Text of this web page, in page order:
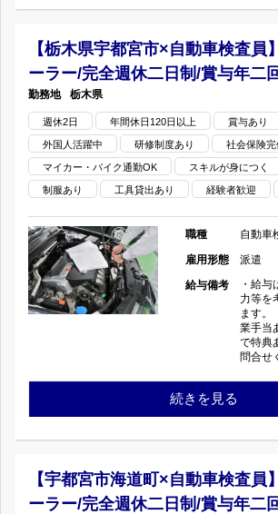
ラ
ー/
賞
与
年
2
回/
あ
り
の
宮
市
ゆ
い
の
杜
検
査
員】
【栃木県宇都宮市×自動車検査員
ーラー/完全週休二日制/賞与年二
栃木県
週休2日 年間休日120日以上 賞与あり
外国人活躍中 研修制度あり 社会保険完
マイカー・バイク通勤OK スキルが身につく
制服あり 工具貸出あり 経験者歓迎
職種
自動車
雇用形態
派遣
給与備考
・給
力等を
ます。
業手当
で特典
問合せ
【栃
県
宇
続きを見る
【宇都宮市海道町×自動車検査員
ーラー/完全週休二日制/賞与年二